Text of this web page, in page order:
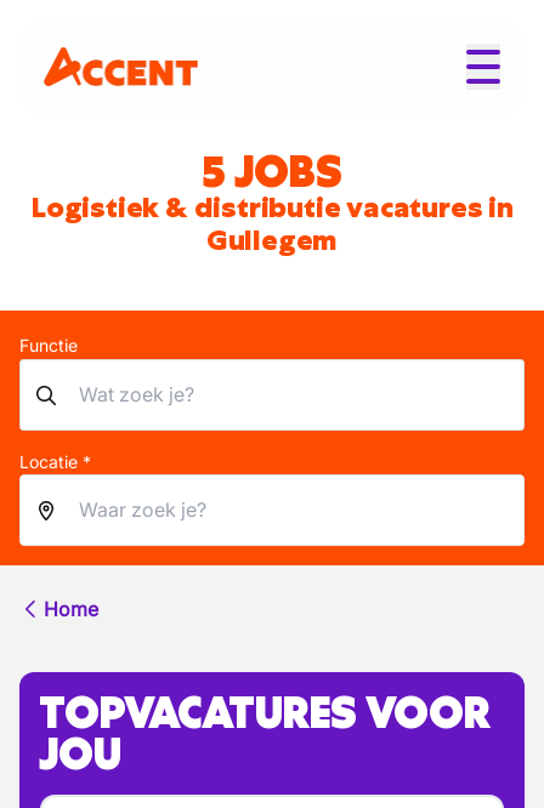
5 JOBS
Logistiek & distributie vacatures in
Gullegem
Functie
Locatie *
Home
TOPVACATURES VOOR
JOU